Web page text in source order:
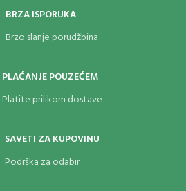
BRZA ISPORUKA
Brzo slanje porudžbina
PLAĆANJE POUZEĆEM
Platite prilikom dostave
SAVETI ZA KUPOVINU
Podrška za odabir